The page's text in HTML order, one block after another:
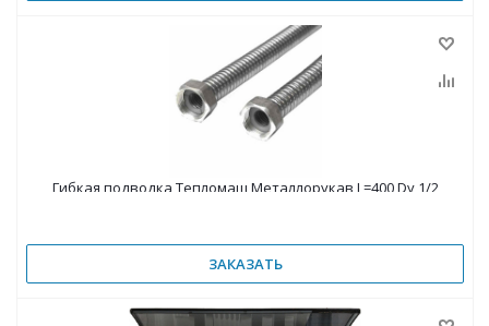
Гибкая подводка Тепломаш Металлорукав L=400 Dy 1/2
ЗАКАЗАТЬ